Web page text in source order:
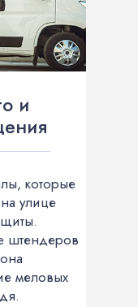
и
которые
улице
штендеров
меловых